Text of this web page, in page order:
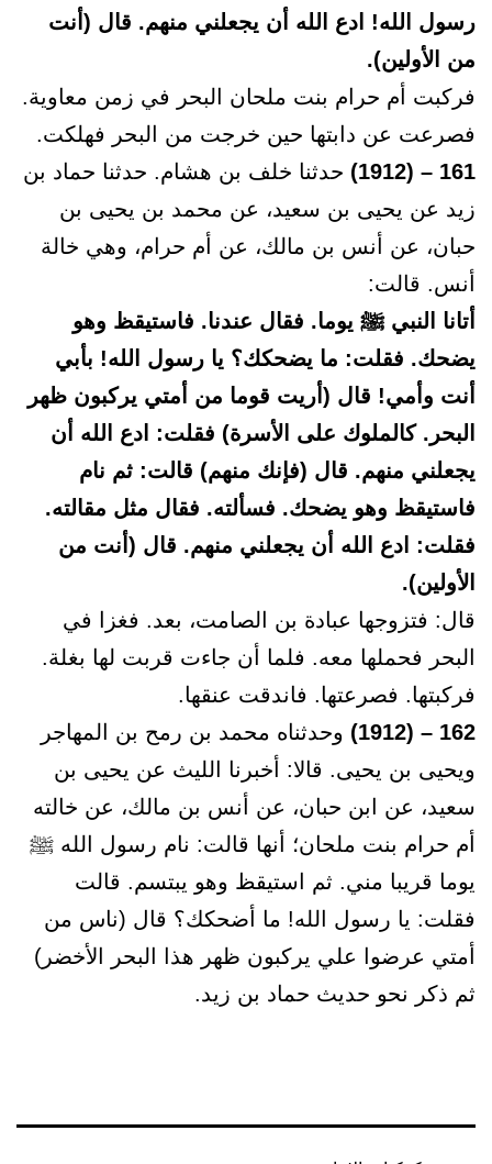
رسول الله! ادع الله أن يجعلني منهم. قال (أنت
من الأولين).
فركبت أم حرام بنت ملحان البحر في زمن معاوية.
فصرعت عن دابتها حين خرجت من البحر فهلكت.
161 – (1912)
حدثنا خلف بن هشام. حدثنا حماد بن
زيد عن يحيى بن سعيد، عن محمد بن يحيى بن
حبان، عن أنس بن مالك، عن أم حرام، وهي خالة
أنس. قالت:
أتانا النبي ﷺ يوما. فقال عندنا. فاستيقظ وهو
يضحك. فقلت: ما يضحكك؟ يا رسول الله! بأبي
أنت وأمي! قال (أريت قوما من أمتي يركبون ظهر
البحر. كالملوك على الأسرة) فقلت: ادع الله أن
يجعلني منهم. قال (فإنك منهم) قالت: ثم نام
فاستيقظ وهو يضحك. فسألته. فقال مثل مقالته.
فقلت: ادع الله أن يجعلني منهم. قال (أنت من
الأولين).
قال: فتزوجها عبادة بن الصامت، بعد. فغزا في
البحر فحملها معه. فلما أن جاءت قربت لها بغلة.
فركبتها. فصرعتها. فاندقت عنقها.
162 – (1912)
وحدثناه محمد بن رمح بن المهاجر
ويحيى بن يحيى. قالا: أخبرنا الليث عن يحيى بن
سعيد، عن ابن حبان، عن أنس بن مالك، عن خالته
أم حرام بنت ملحان؛ أنها قالت: نام رسول الله ﷺ
يوما قريبا مني. ثم استيقظ وهو يبتسم. قالت
فقلت: يا رسول الله! ما أضحكك؟ قال (ناس من
أمتي عرضوا علي يركبون ظهر هذا البحر الأخضر)
ثم ذكر نحو حديث حماد بن زيد.